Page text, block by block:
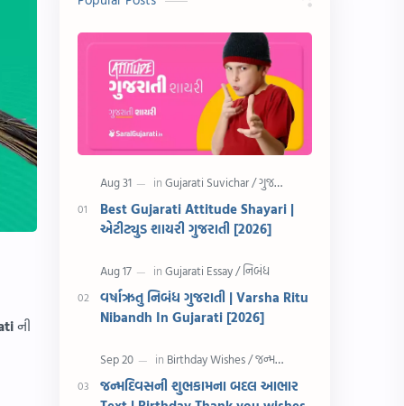
ની
સુવિચાર Gujarati Vyakaran
શાયરી આરતી
અહેવાલ લેખન શુભેચ્છા સંદેશ
Information ગુજરાતી શબ્દો
CET ગુજરાતી સૂત્ર
ચાલીસા 15મી ઓગસ્ટ
દિવાળી સમાનાર્થી શબ્દો
સ્પીચ ગુજરાતી Textbook PDF
Best Gujarati Attitude Shayari |
એટીટ્યુડ શાયરી ગુજરાતી [2026]
વર્ષાઋતુ નિબંધ ગુજરાતી | Varsha Ritu
Nibandh In Gujarati [2026]
જન્મદિવસની શુભકામના બદલ આભાર